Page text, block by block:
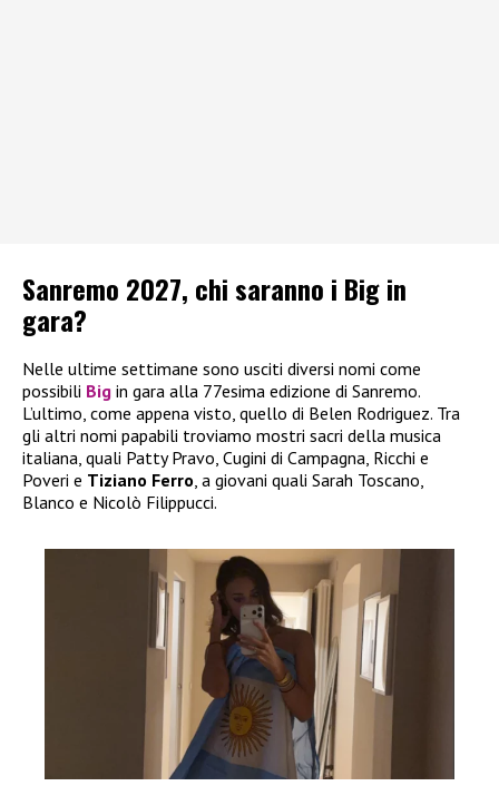
Sanremo 2027, chi saranno i Big in
gara?
Nelle ultime settimane sono usciti diversi nomi come
possibili Big in gara alla 77esima edizione di Sanremo.
L’ultimo, come appena visto, quello di Belen Rodriguez. Tra
gli altri nomi papabili troviamo mostri sacri della musica
italiana, quali Patty Pravo, Cugini di Campagna, Ricchi e
Poveri e Tiziano Ferro, a giovani quali Sarah Toscano,
Blanco e Nicolò Filippucci.